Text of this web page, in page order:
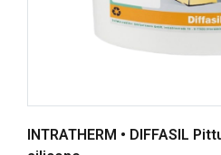
INTRATHERM • DIFFASIL